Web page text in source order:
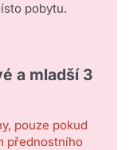
pobytu.
a mladší 3
pouze pokud
přednostního